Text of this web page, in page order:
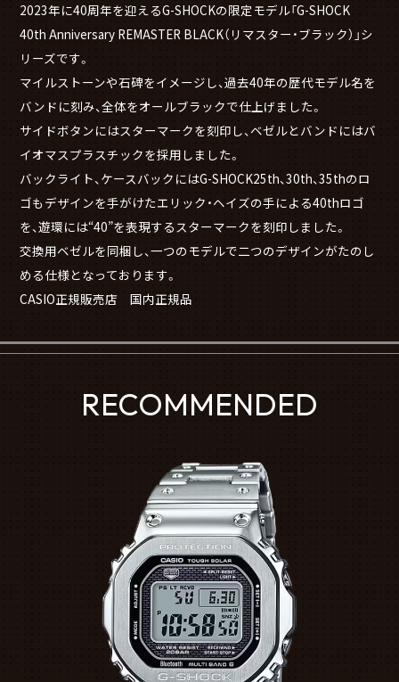
2023年に40周年を迎えるG-SHOCKの限定モデル「G-SHOCK
40th Anniversary REMASTER BLACK（リマスター・ブラック）」シ
リーズです。
マイルストーンや石碑をイメージし、過去40年の歴代モデル名を
バンドに刻み、全体をオールブラックで仕上げました。
サイドボタンにはスターマークを刻印し、ベゼルとバンドにはバ
イオマスプラスチックを採用しました。
バックライト、ケースバックにはG-SHOCK25th、30th、35thのロ
ゴもデザインを手がけたエリック・ヘイズの手による40thロゴ
を、遊環には“40”を表現するスターマークを刻印しました。
交換用ベゼルを同梱し、一つのモデルで二つのデザインがたのし
める仕様となっております。
CASIO正規販売店 国内正規品
RECOMMENDED